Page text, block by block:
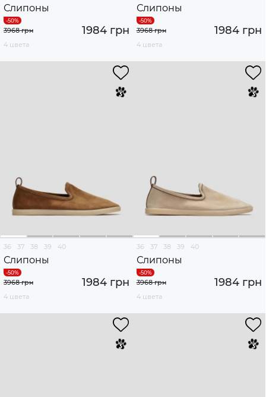
Слипоны
1984 грн
3968 грн
4 цвета
Слипоны
1984 грн
3968 грн
4 цвета
36 37 38 39 40
Слипоны
1984 грн
3968 грн
4 цвета
36 37 38 39 40
Слипоны
1984 грн
3968 грн
4 цвета